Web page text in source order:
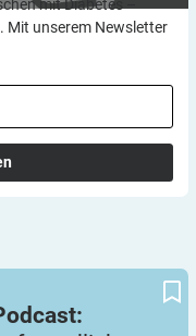
mit Diabetes –
Mit unserem Newsletter